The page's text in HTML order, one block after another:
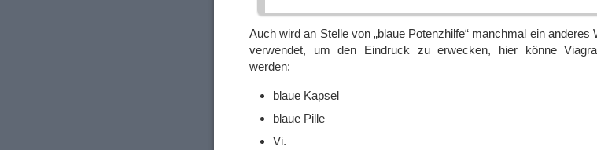
Auch wird an Stelle von „blaue Potenzhilfe“ manchmal ein anderes
verwendet, um den Eindruck zu erwecken, hier könne
werden:
blaue Kapsel
blaue Pille
Vi.